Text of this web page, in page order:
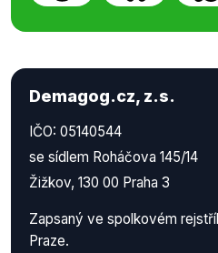
Demagog.cz, z.s.
IČO: 05140544
se sídlem Roháčova 145/14
Žižkov, 130 00 Praha 3
Zapsaný ve spolkovém
Praze.